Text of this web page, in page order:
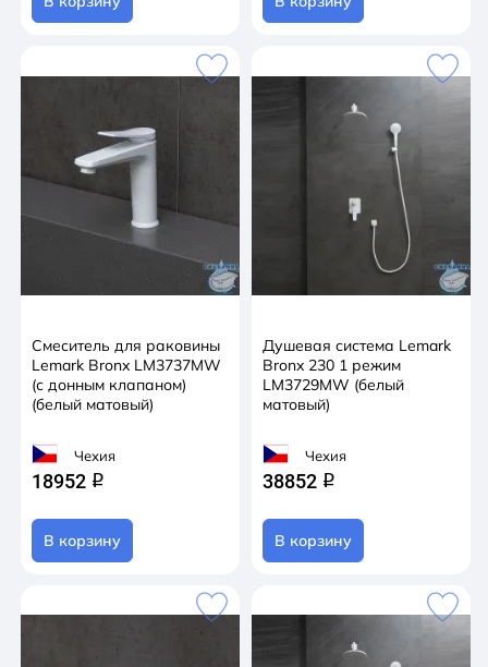
Смеситель для раковины
Lemark Bronx LM3737MW
(с донным клапаном)
(белый матовый)
Чехия
18952 q
В корзину
Душевая система Lemark
Bronx 230 1 режим
LM3729MW (белый
матовый)
Чехия
38852 q
В корзину